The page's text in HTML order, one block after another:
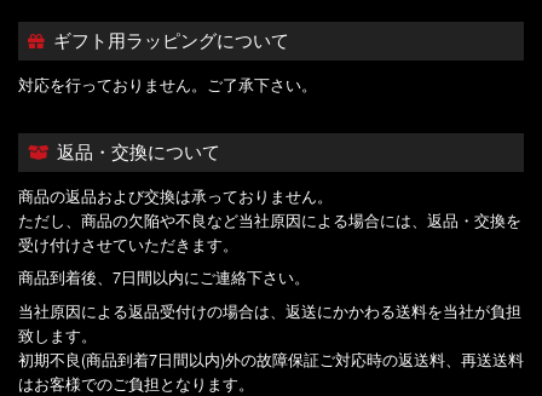
ギフト用ラッピングについて
対応を行っておりません。ご了承下さい。
返品・交換について
商品の返品および交換は承っておりません。
ただし、商品の欠陥や不良など当社原因による場合には、返品・交換を
受け付けさせていただきます。
商品到着後、7日間以内にご連絡下さい。
当社原因による返品受付けの場合は、返送にかかわる送料を当社が負担
致します。
初期不良(商品到着7日間以内)外の故障保証ご対応時の返送料、再送送料
はお客様でのご負担となります。